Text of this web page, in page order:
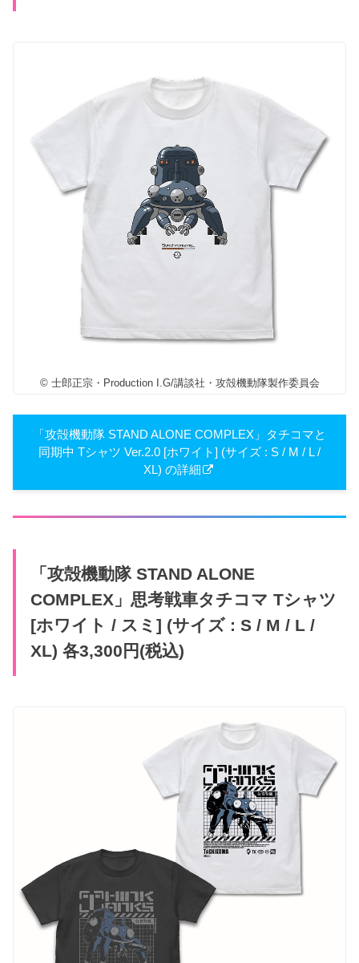
© 士郎正宗・Production I.G/講談社・攻殻機動隊製作委員会
「攻殻機動隊 STAND ALONE COMPLEX」タチコマと
同期中 Tシャツ Ver.2.0 [ホワイト] (サイズ : S / M / L /
XL) の詳細
「攻殻機動隊 STAND ALONE
COMPLEX」思考戦車タチコマ Tシャツ
[ホワイト / スミ] (サイズ : S / M / L /
XL) 各3,300円(税込)